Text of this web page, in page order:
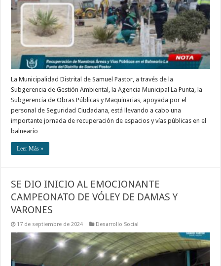
La Municipalidad Distrital de Samuel Pastor, a través de la
Subgerencia de Gestión Ambiental, la Agencia Municipal La Punta, la
Subgerencia de Obras Públicas y Maquinarias, apoyada por el
personal de Seguridad Ciudadana, está llevando a cabo una
importante jornada de recuperación de espacios y vías públicas en el
balneario …
Leer Más »
SE DIO INICIO AL EMOCIONANTE
CAMPEONATO DE VÓLEY DE DAMAS Y
VARONES
17 de septiembre de 2024 Desarrollo Social